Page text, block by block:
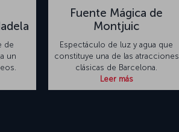
de
un
Fuente Mágica de
Montjuic
Espectáculo de luz y agua que
constituye una de las atracciones
clásicas de Barcelona.
Leer más